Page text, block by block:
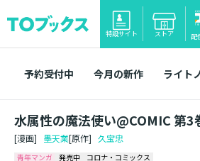
特設サイト ストア 配
予約受付中 今月の新作 ライト
水属性の魔法使い@COMIC 第3
[漫画] 墨天業[原作] 久宝忠
青年マンガ 発売中 コロナ・コミックス